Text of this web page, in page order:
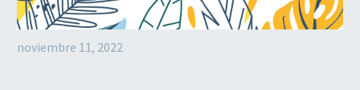
noviembre 11, 2022